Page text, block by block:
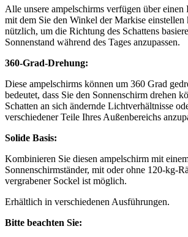
Alle unsere ampelschirms verfügen über einen
mit dem Sie den Winkel der Markise einstellen
nützlich, um die Richtung des Schattens
Sonnenstand während des Tages anzupassen.
360-Grad-Drehung:
Diese ampelschirms können um 360 Grad
bedeutet, dass Sie den Sonnenschirm drehen
Schatten an sich ändernde Lichtverhältnisse
verschiedener Teile Ihres Außenbereichs
Solide Basis:
Kombinieren Sie diesen ampelschirm mit
Sonnenschirmständer, mit oder ohne 120-kg-
vergrabener Sockel ist möglich.
Erhältlich in verschiedenen Ausführungen.
Bitte beachten Sie: